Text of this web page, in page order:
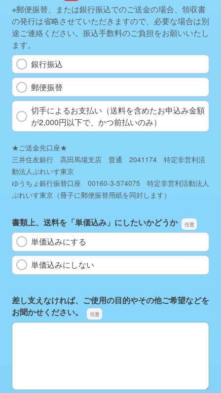
※郵便振替、または銀行振込でのご送金の場合、領収書
の発行は省略させていただきますので、必要な場合は別
途ご連絡ください。振込手数料のご負担をお願いいたし
ます。
銀行振込
郵便振替
切手によるお支払い（送料を含めたお申込み金額
が2,000円以下で、かつ前払いのみ）
★ご送金先口座★
三井住友銀行 高田馬場支店 普通 2041174 特定非営利活
動法人ぷれいす東京
ゆうちょ銀行振替口座 00160-3-574075 特定非営利活動法人
ぷれいす東京（冊子に郵便振替用紙を同封します）
書類上、送料を「単価込み」にしたいかどうか
単価込みにする
単価込みにしない
差し支えなければ、ご使用の目的やその他ご希望などを
お聞かせください。
差し支えなければ、ご使用の目的やその他ご希望などをお